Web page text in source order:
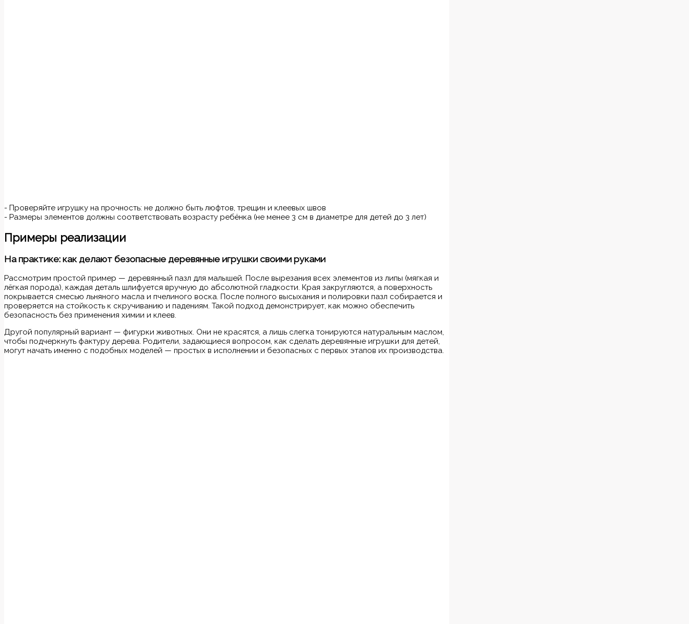
- Проверяйте игрушку на прочность: не должно быть люфтов, трещин и клеевых швов
- Размеры элементов должны соответствовать возрасту ребёнка (не менее 3 см в диаметре для детей до 3 лет)
Примеры реализации
На практике: как делают безопасные деревянные игрушки своими руками
Рассмотрим простой пример — деревянный пазл для малышей. После вырезания всех элементов из липы (мягкая и
лёгкая порода), каждая деталь шлифуется вручную до абсолютной гладкости. Края закругляются, а поверхность
покрывается смесью льняного масла и пчелиного воска. После полного высыхания и полировки пазл собирается и
проверяется на стойкость к скручиванию и падениям. Такой подход демонстрирует, как можно обеспечить
безопасность без применения химии и клеев.
Другой популярный вариант — фигурки животных. Они не красятся, а лишь слегка тонируются натуральным маслом,
чтобы подчеркнуть фактуру дерева. Родители, задающиеся вопросом, как сделать деревянные игрушки для детей,
могут начать именно с подобных моделей — простых в исполнении и безопасных с первых этапов их производства.